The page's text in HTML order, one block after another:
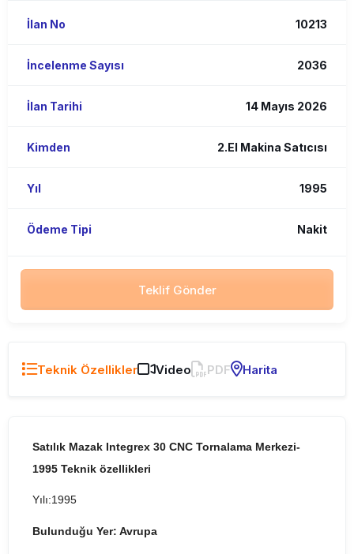
İlan No 10213
İncelenme Sayısı 2036
İlan Tarihi 14 Mayıs 2026
Kimden 2.El Makina Satıcısı
Yıl 1995
Ödeme Tipi Nakit
Teklif Gönder
Teknik Özellikler Video PDF Harita
Satılık Mazak Integrex 30 CNC Tornalama Merkezi-
1995 Teknik özellikleri
Yılı:1995
Bulunduğu Yer: Avrupa